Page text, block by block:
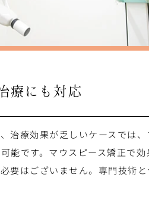
療にも対応
治療効果が乏しいケースでは
能です。マウスピース矯正で
要はございません。専門技術